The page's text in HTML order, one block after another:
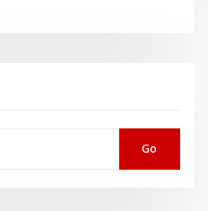
Go